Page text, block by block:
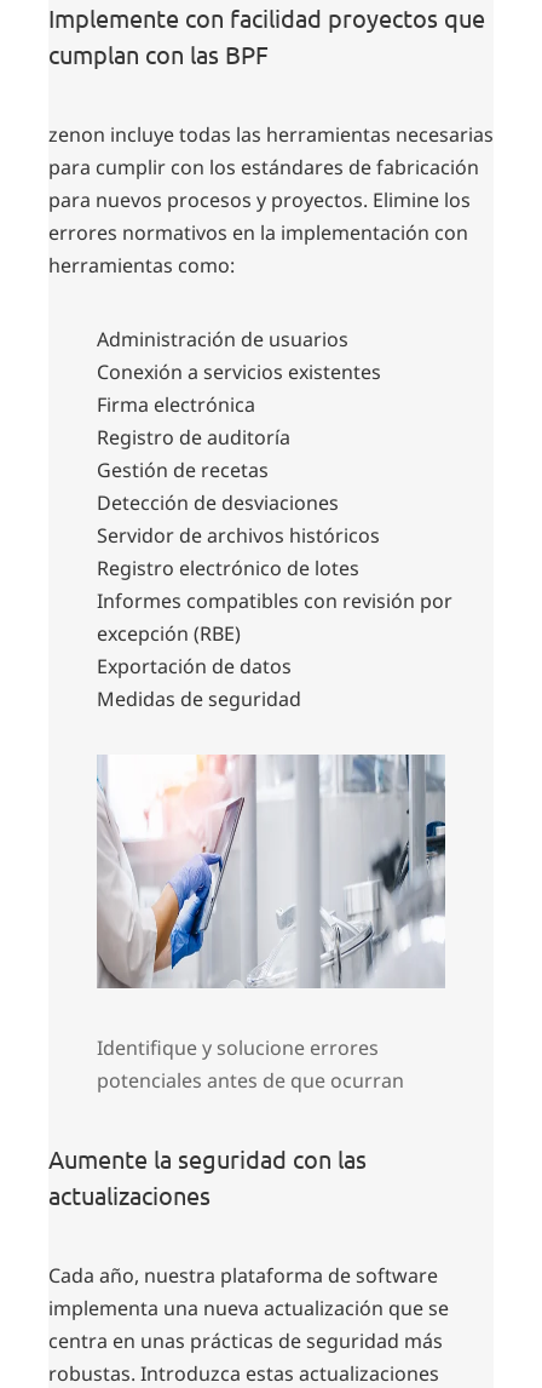
Implemente con facilidad proyectos que
cumplan con las BPF
zenon incluye todas las herramientas necesarias
para cumplir con los estándares de fabricación
para nuevos procesos y proyectos. Elimine los
errores normativos en la implementación con
herramientas como:
Administración de usuarios
Conexión a servicios existentes
Firma electrónica
Registro de auditoría
Gestión de recetas
Detección de desviaciones
Servidor de archivos históricos
Registro electrónico de lotes
Informes compatibles con revisión por
excepción (RBE)
Exportación de datos
Medidas de seguridad
Identifique y solucione errores
potenciales antes de que ocurran
Aumente la seguridad con las
actualizaciones
Cada año, nuestra plataforma de software
implementa una nueva actualización que se
centra en unas prácticas de seguridad más
robustas. Introduzca estas actualizaciones